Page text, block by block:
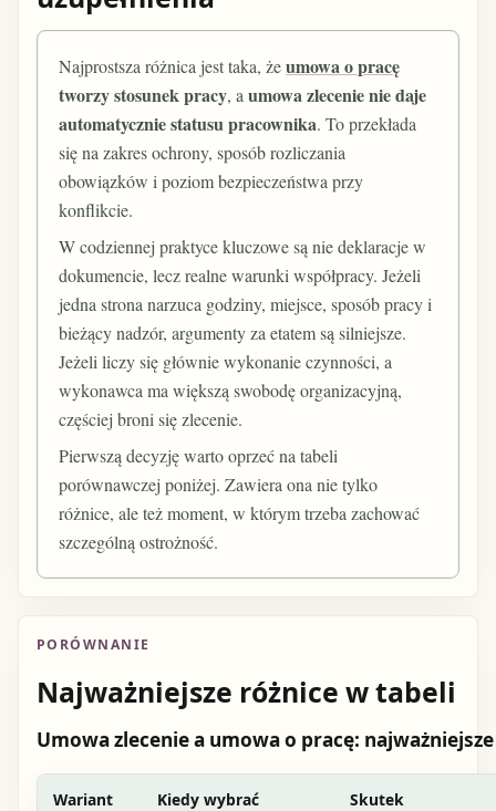
Najprostsza różnica jest taka, żeumowa o pracę
tworzy stosunek pracy, aumowa zlecenie nie daje
automatycznie statusu pracownika. To przekłada
się na zakres ochrony, sposób rozliczania
obowiązków i poziom bezpieczeństwa przy
konflikcie.
W codziennej praktyce kluczowe są nie deklaracje w
dokumencie, lecz realne warunki współpracy. Jeżeli
jedna strona narzuca godziny, miejsce, sposób pracy i
bieżący nadzór, argumenty za etatem są silniejsze.
Jeżeli liczy się głównie wykonanie czynności, a
wykonawca ma większą swobodę organizacyjną,
częściej broni się zlecenie.
Pierwszą decyzję warto oprzeć na tabeli
porównawczej poniżej. Zawiera ona nie tylko
różnice, ale też moment, w którym trzeba zachować
szczególną ostrożność.
PORÓWNANIE
Najważniejsze różnice w tabeli
Umowa zlecenie a umowa o pracę:
Wariant Kiedy wybrać
Skutek